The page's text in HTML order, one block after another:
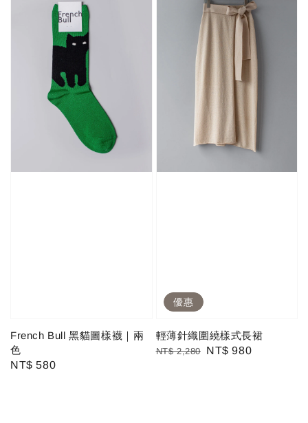
French Bull 黑貓圖樣襪｜兩
色
Regular
NT$ 580
優惠
輕薄針織圍繞樣式長裙
Regular
NT$ 2,280
Sale
NT$ 980